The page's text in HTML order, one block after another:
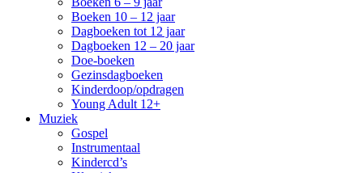
Boeken 10 – 12 jaar
Dagboeken tot 12 jaar
Dagboeken 12 – 20 jaar
Doe-boeken
Gezinsdagboeken
Kinderdoop/opdragen
Young Adult 12+
Muziek
Gospel
Instrumentaal
Kindercd’s